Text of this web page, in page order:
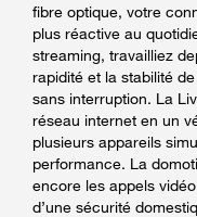
fibre optique, votre
plus réactive au
streaming, travailliez
rapidité et la stabilité
sans interruption. La
réseau internet en un
plusieurs appareils
performance. La
encore les appels
d’une sécurité